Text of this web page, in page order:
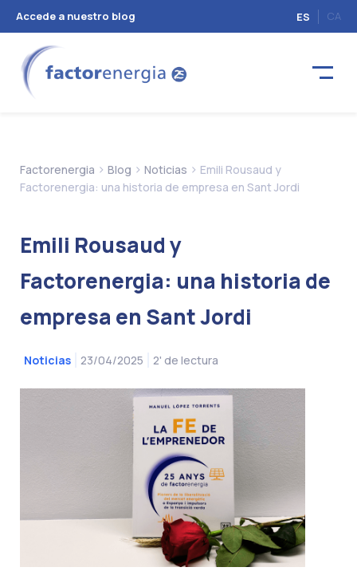
Accede a nuestro blog ES CA
Factorenergia > Blog > Noticias > Emili Rousaud y
Factorenergia: una historia de empresa en Sant Jordi
Emili Rousaud y
Factorenergia: una historia de
empresa en Sant Jordi
Noticias 23/04/2025 2' de lectura